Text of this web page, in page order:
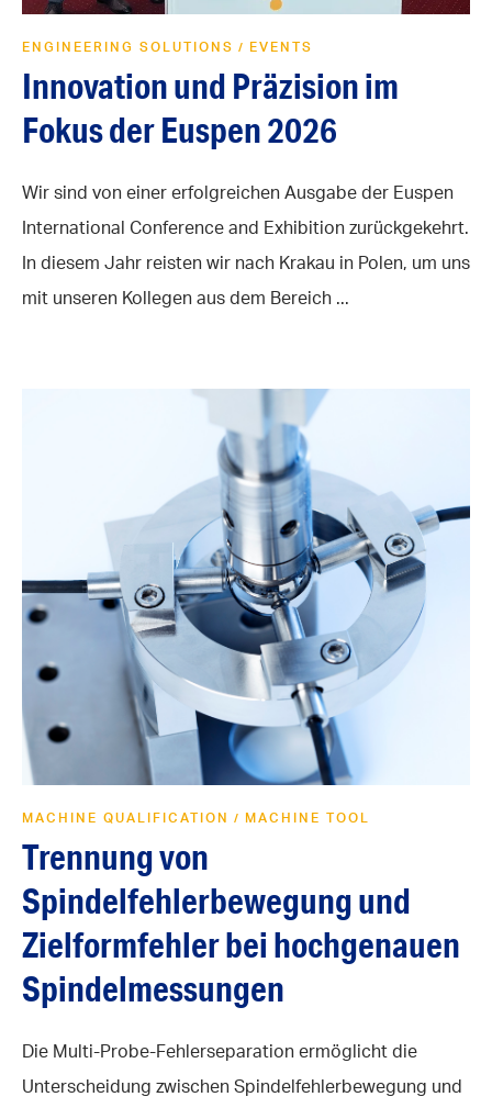
ENGINEERING SOLUTIONS / EVENTS
Innovation und Präzision im
Fokus der Euspen 2026
Wir sind von einer erfolgreichen Ausgabe der Euspen
International Conference and Exhibition zurückgekehrt.
In diesem Jahr reisten wir nach Krakau in Polen, um uns
mit unseren Kollegen aus dem Bereich ...
MACHINE QUALIFICATION / MACHINE TOOL
Trennung von
Spindelfehlerbewegung und
Zielformfehler bei hochgenauen
Spindelmessungen
Die Multi-Probe-Fehlerseparation ermöglicht die
Unterscheidung zwischen Spindelfehlerbewegung und